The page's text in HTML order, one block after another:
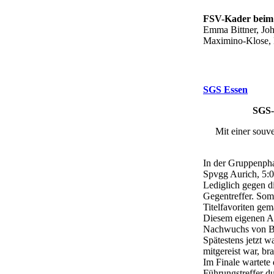
FSV-Kader
Emma Bittner,
Maximino-Klose,
SGS Essen
Mit einer
In der
Spvgg Aurich,
Lediglich gegen
Gegentreffer.
Titelfavoriten
Diesem eigenen
Nachwuchs von
Spätestens jetzt
mitgereist war,
Im Finale wartete